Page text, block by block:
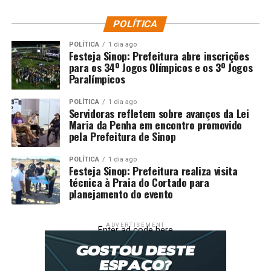
matar pessoas sem precisar se valer de armas físicas,
visíveis, palpáveis, por meio de atuações que deixam no
anonimato criminosos de toda natureza, inclusive
aqueles que tentam matar as democracias”.
Cármen Lúcia atribuiu cinco características – cinco Vs ─
que potencializam os efeitos negativos das fake news:
volume de informação, velocidade, variedade, viralidade
e verossimilhança.
Ao defender a regulamentação das big techs, a ministra
do STF fez uma analogia com a evolução do trânsito.
“Quando tínhamos
charretes e carroças, não
havia o código de trânsito.
Quando tivemos a criação
POLÍTICA
POLÍTICA 1 dia ago
Festeja Sinop: Prefeitura abre inscrições
para os 34º Jogos Olímpicos e os 3º Jogos
Paralímpicos
POLÍTICA 1 dia ago
Servidoras refletem sobre avanços da Lei
Maria da Penha em encontro promovido
pela Prefeitura de Sinop
POLÍTICA 1 dia ago
Festeja Sinop: Prefeitura realiza visita
técnica à Praia do Cortado para
planejamento do evento
ADVERTISEMENT
Enter ad code here